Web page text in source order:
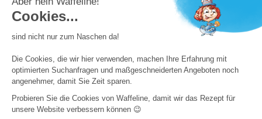
Campingplätze in Camargue
OK
Copyright Capfun 2026 ©
Camping-Pass